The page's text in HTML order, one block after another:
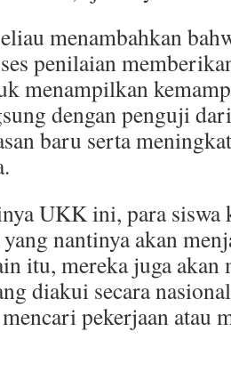
menambahkan
penilaian
menampilkan
dengan penguji
baru serta
UKK ini, para
nantinya akan
itu, mereka juga
diakui secara
pekerjaan atau